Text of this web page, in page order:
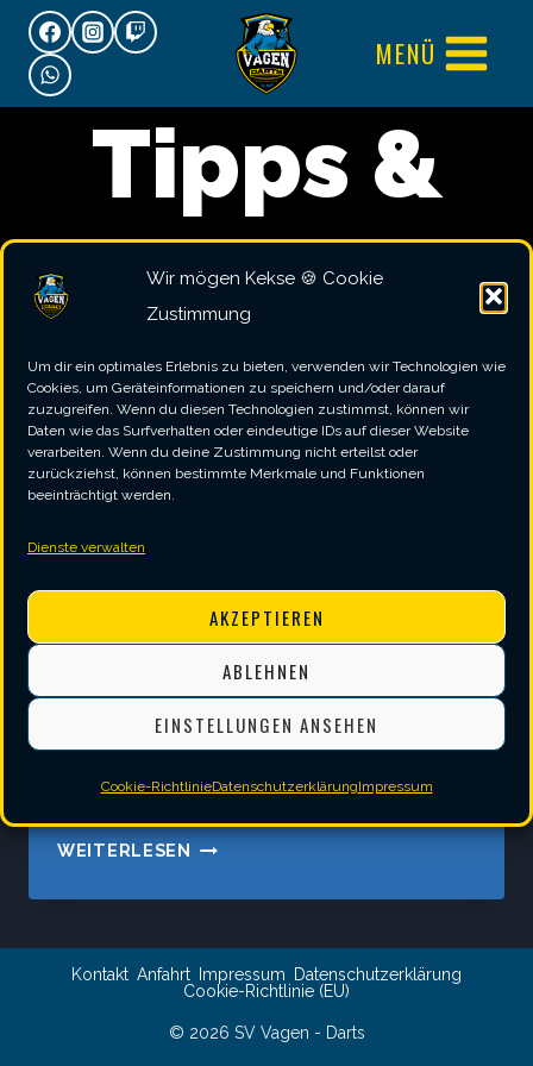
Wir mögen Kekse 🍪 Cookie
Zustimmung
Um dir ein optimales Erlebnis zu bieten, verwenden wir Technologien wie
Cookies, um Geräteinformationen zu speichern und/oder darauf
zuzugreifen. Wenn du diesen Technologien zustimmst, können wir
Daten wie das Surfverhalten oder eindeutige IDs auf dieser Website
verarbeiten. Wenn du deine Zustimmung nicht erteilst oder
zurückziehst, können bestimmte Merkmale und Funktionen
beeinträchtigt werden.
Dienste verwalten
AKZEPTIEREN
ABLEHNEN
EINSTELLUNGEN ANSEHEN
Cookie-RichtlinieDatenschutzerklärungImpressum
Zum
Inhalt
springen
MENÜ
Tipps &
Tricks
TIPPS & TRICKS
Darts-Basics: Der Stand
WEITERLESENDARTS-
Kontakt Anfahrt Impressum
Datenschutzerklärung
Cookie-Richtlinie (EU)
© 2026 SV Vagen - Darts